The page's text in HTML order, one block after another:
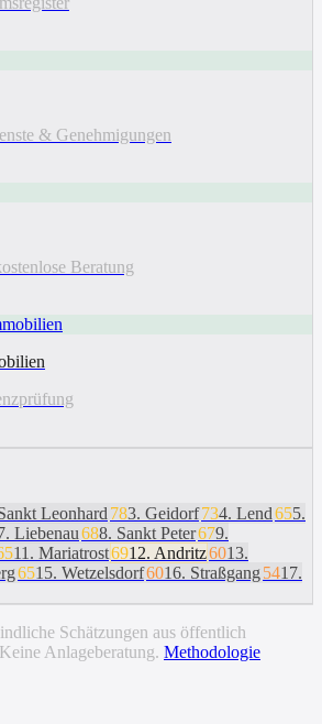
& Genehmigungen
Beratung
Leonhard 783. Geidorf734. Lend655.
. Liebenau688. Sankt Peter679.
11 . Mariatrost6912. Andritz6013.
6515. Wetzelsdorf6016. Straßgang 5417.
Schätzungen aus öffentlich
Anlageberatung. Methodologie